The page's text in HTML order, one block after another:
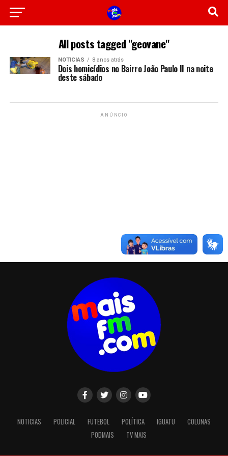
All posts tagged "geovane"
NOTICIAS 8 anos atrás
Dois homicídios no Bairro João Paulo II na noite
deste sábado
ANÚNCIO
NOTICIAS POLICIAL FUTEBOL POLÍTICA IGUATU
COLUNAS
PODMAIS
TV MAIS